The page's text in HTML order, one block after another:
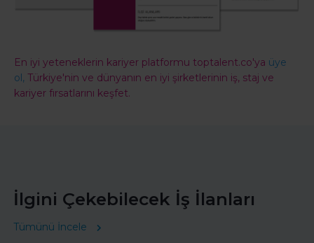
En iyi yeteneklerin kariyer platformu toptalent.co'ya üye
ol, Türkiye'nin ve dünyanın en iyi şirketlerinin iş, staj ve
kariyer fırsatlarını keşfet.
İlgini Çekebilecek İş İlanları
Tümünü İncele